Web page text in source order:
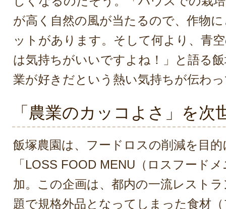
が高く自然の風が当たるので、作物
ットがあります。そして何より、青
は気持ちがいいですよね！」と語る
業が好きだという熱い気持ちが伝わ
「農業のカッコよさ」を次
飯塚農園は、フードロスの削減を目
「LOSS FOOD MENU（ロスフード
加。この企画は、都内の一流レスト
題で規格外品となってしまった食材